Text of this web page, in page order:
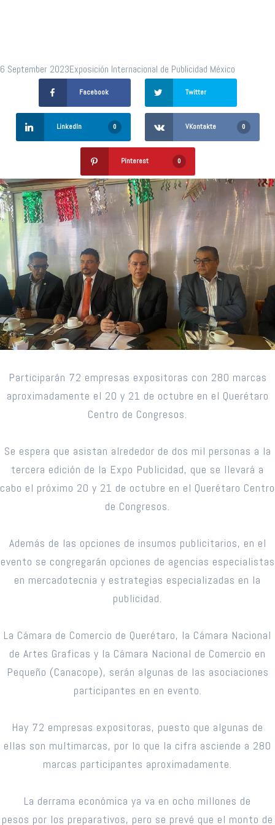
6 September 2023Exposición Internacional de Publicidad México
Facebook Twitter
LinkedIn 0 VKontakte 0
Pinterest 0
Participarán 72 empresas expositoras con 280 marcas
aproximadamente el 20 y 21 de octubre en el Querétaro
Centro de Congresos.
Se espera que asistan alrededor de dos mil personas a la
tercera edición de la Expo Publicidad, que se llevará a
cabo el próximo 20 y 21 de octubre en el Querétaro Centro
de Congresos.
Además de las opciones de insumos publicitarios, en el
evento se congregarán opciones de agencias especialistas
en mercadotecnia y estrategias especializadas en la
publicidad.
La Cámara de Comercio de Querétaro, la Cámara Nacional
de Artes Graficas y la Cámara Nacional de Comercio en
Pequeño (Canacope), serán algunas de las asociaciones
participantes en en evento.
Hay 72 empresas expositoras, puesto que algunas de
ellas son multimarcas, por lo que la cifra asciende a 280
marcas participantes aproximadamente.
La derrama económica ya va en ocho millones de
pesos por los preparativos, pero se prevé que el monto de